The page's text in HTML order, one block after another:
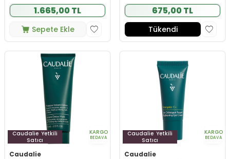
1.665,00 TL
Sepete Ekle
675,00 TL
Tükendi
Caudalie Yetkili
Satıcı
KARGO
BEDAVA
Caudalie
Caudalie Yetkili
Satıcı
KARGO
BEDAVA
Caudalie